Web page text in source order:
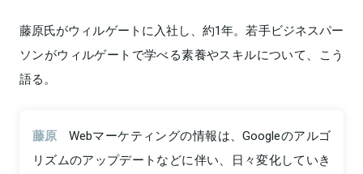
藤原氏がウィルゲートに入社し、約1年。若手ビジネスパー
ソンがウィルゲートで学べる素養やスキルについて、こう
語る。
藤原
Webマーケティングの情報は、Googleのアルゴ
リズムのアップデートなどに伴い、日々変化していき